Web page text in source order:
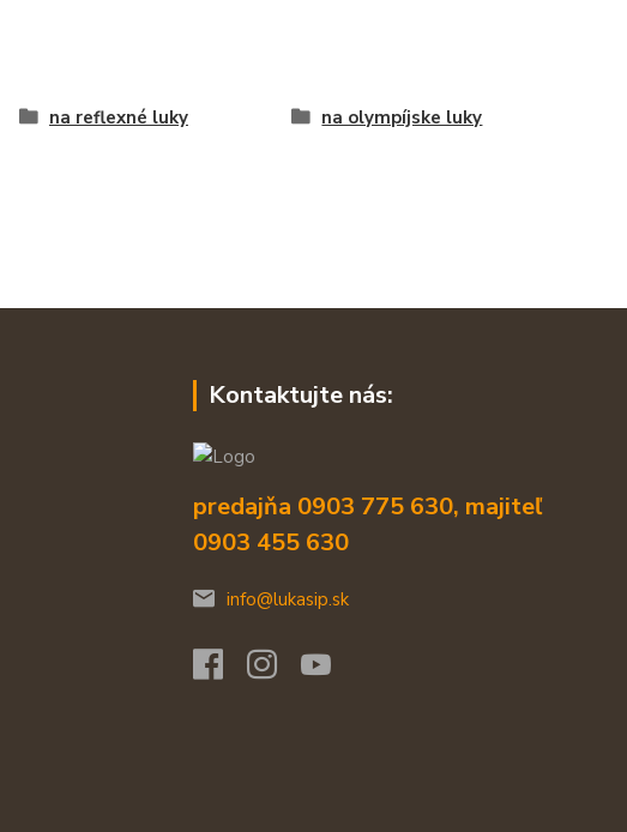
na reflexné luky na olympíjske luky
Kontaktujte nás:
predajňa 0903 775 630, majiteľ
0903 455 630
info@lukasip.sk